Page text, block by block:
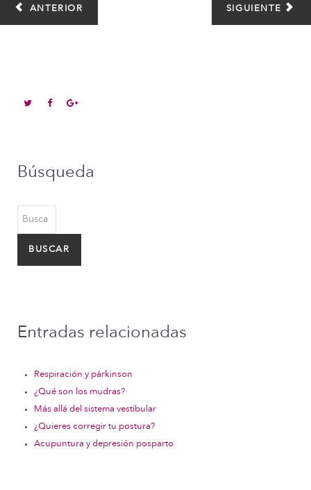
ANTERIOR SIGUIENTE
Búsqueda
Buscar...
BUSCAR
Entradas relacionadas
Respiración y párkinson
¿Qué son los mudras?
Más allá del sistema vestibular
¿Quieres corregir tu postura?
Acupuntura y depresión posparto